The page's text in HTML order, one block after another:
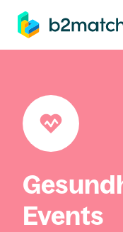
springen
Events